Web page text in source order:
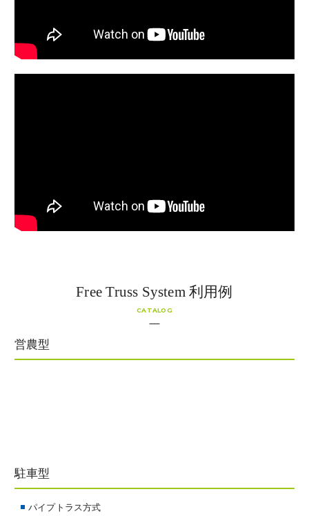
Free Truss System 利用例
CATALOG
営農型
駐車型
パイプトラス方式